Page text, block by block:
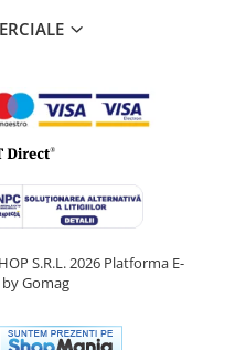
S.R.L. 2026 Platforma E-
Gomag